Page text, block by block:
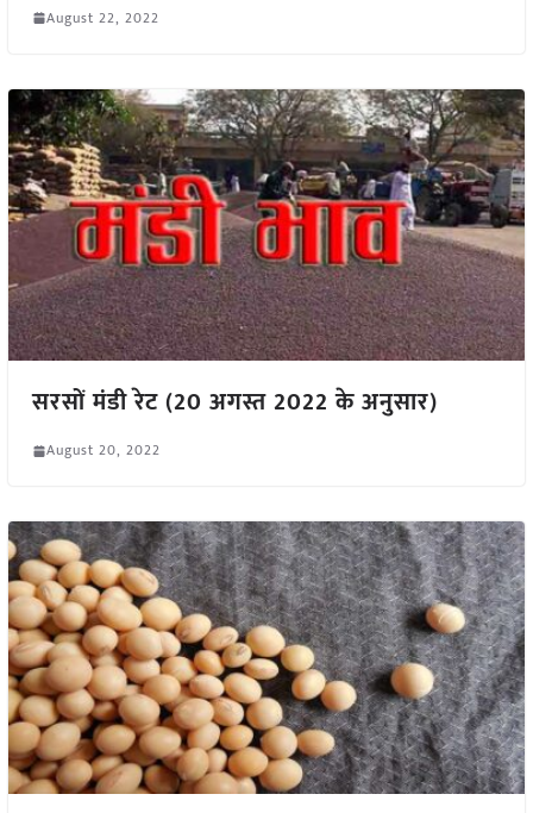
August 22, 2022
सरसों मंडी रेट (20 अगस्त 2022 के अनुसार)
August 20, 2022